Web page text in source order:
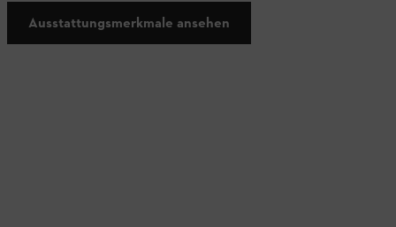
Ausstattungsmerkmale ansehen